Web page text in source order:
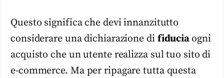
Questo significa che devi innanzitutto
considerare una dichiarazione di fiducia ogni
acquisto che un utente realizza sul tuo sito di
e-commerce. Ma per ripagare tutta questa